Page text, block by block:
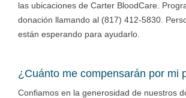
las ubicaciones de Carter BloodCare.
donación llamando al (817) 412-5830.
están esperando para ayudarlo.
¿Cuánto me compensarán por mi
Confiamos en la generosidad de nuestros